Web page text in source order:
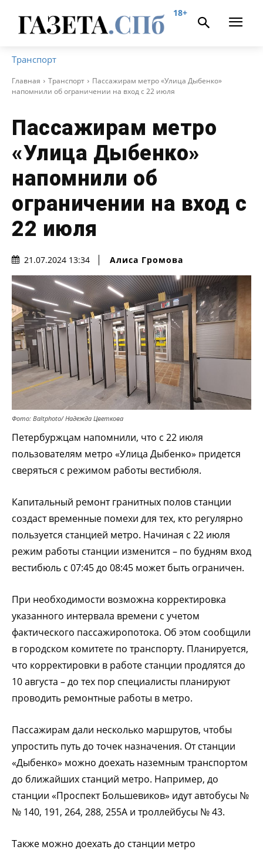
18+
Транспорт
Главная Транспорт
Пассажирам метро «Улица Дыбенко»
напомнили об ограничении на вход с 22 июля
Пассажирам метро
«Улица Дыбенко»
напомнили об
ограничении на вход с
22 июля
21.07.2024 13:34 Алиса Громова
Фото: Baltphoto/ Надежда Цветкова
Петербуржцам напомнили, что с 22 июля
пользователям метро «Улица Дыбенко» придется
сверяться с режимом работы вестибюля.
Капитальный ремонт грaнитных полов станции
создаст временные помехи для тех, кто регулярно
пользуется станцией метро. Начиная с 22 июля
режим работы станции изменится – по будням вход
вестибюль с 07:45 до 08:45 может быть огрaничен.
При необходимости возможна корректировка
указанного интервала времени с учетом
фактического пассажиропотока. Об этом сообщили
в городском комитете по транспорту. Планируется,
что корректировки в работе станции продлятся до
10 августа – до тех пор специалисты планируют
проводить ремонтные работы в метро.
Пассажирам дали несколько маршрутов, чтобы
упростить путь до точек назначения. От станции
«Дыбенко» можно доехать наземным транспортом
до ближайших станций метро. Например, до
станции «Проспект Большевиков» идут автобусы №
№ 140, 191, 264, 288, 255А и троллейбусы № 43.
Также можно доехать до станции метро